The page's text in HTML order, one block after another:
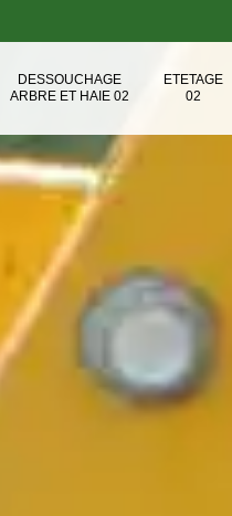
DESSOUCHAGE
ARBRE ET HAIE 02
ETETAGE
02